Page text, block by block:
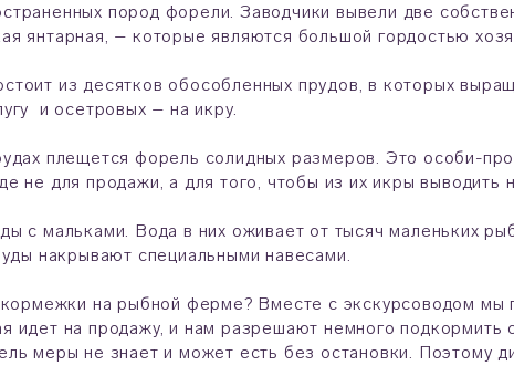
пород форели. Заводчики вывели две
янтарная, – которые являются большой гордостью
из десятков обособленных прудов, в которых
и осетровых – на икру.
плещется форель солидных размеров. Это особи-
не для продажи, а для того, чтобы из их икры выводить
с мальками. Вода в них оживает от тысяч маленьких
накрывают специальными навесами.
на рыбной ферме? Вместе с экскурсоводом мы
идет на продажу, и нам разрешают немного
меры не знает и может есть без остановки. Поэтому